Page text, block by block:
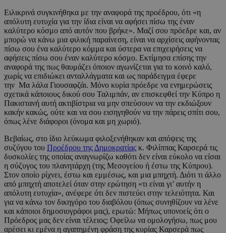
Ειλικρινά συγκινήθηκα με την αναφορά της προέδρου, ότι «η
απόλυτη ευτυχία για την ίδια είναι να αφήσει πίσω της έναν
καλύτερο κόσμο από αυτόν που βρήκε». Μαζί σου πρόεδρε και, αν
μπορώ να κάνω μια φιλική παραίνεση, είναι να αρχίσεις αφήνοντας
πίσω σου ένα καλύτερο κόμμα και ύστερα να επιχειρήσεις να
αφήσεις πίσω σου έναν καλύτερο κόσμο. Εκτίμησα επίσης την
αναφορά της πως θαυμάζει όποιον αγωνίζεται για το κοινό καλό,
χωρίς να επιδιώκει ανταλλάγματα και ως παράδειγμα έφερε
την Μα λάλα Γιουσαφζάι. Μόνο κυρία πρόεδρε να ενημερώσεις
σχετικά κάποιους δικού σου Ταλιμπάν, αν επισκεφθεί την Κύπρο η
Πακιστανή αυτή ακτιβίστρια να μην σπεύσουν να την εκδιώξουν
κακήν κακώς, ούτε και να σου εισηγηθούν να την πάρεις σπίτι σου,
όπως λένε διάφοροι (όνομα και μη χωριό).
Βεβαίως, στο ίδιο λεύκωμα φιλοξενήθηκαν και απόψεις της
συζύγου του Προέδρου της Δημοκρατίας κ. Φιλίππας Καρσερά τις
δυσκολίες της οποίας αναγνωρίζω καθότι δεν είναι εύκολο να είσαι
η σύζυγος του πλανητάρχη (της Μεσογείου ή έστω της Κύπρου).
Στον οποίο ρίχνει, έστω και εμμέσως, και μια μπηχτή. Διότι τι άλλο
από μπηχτή αποτελεί όταν στην ερώτηση «τι είναι γι’ αυτήν η
απόλυτη ευτυχία», ανέφερε ότι δεν πιστεύει στην τελειότητα. Και
για να κάνω τον δικηγόρο του διαβόλου (όπως συνηθίζουν να λένε
και κάποιοι δημοσιογράφοι μας), ερωτώ: Μήπως υπονοείς ότι ο
Πρόεδρος μας δεν είναι τέλειος; Οφείλω να ομολογήσω, πως μου
αρέσει κι εμένα η αγαπημένη φράση της κυρίας Καρσερά πως